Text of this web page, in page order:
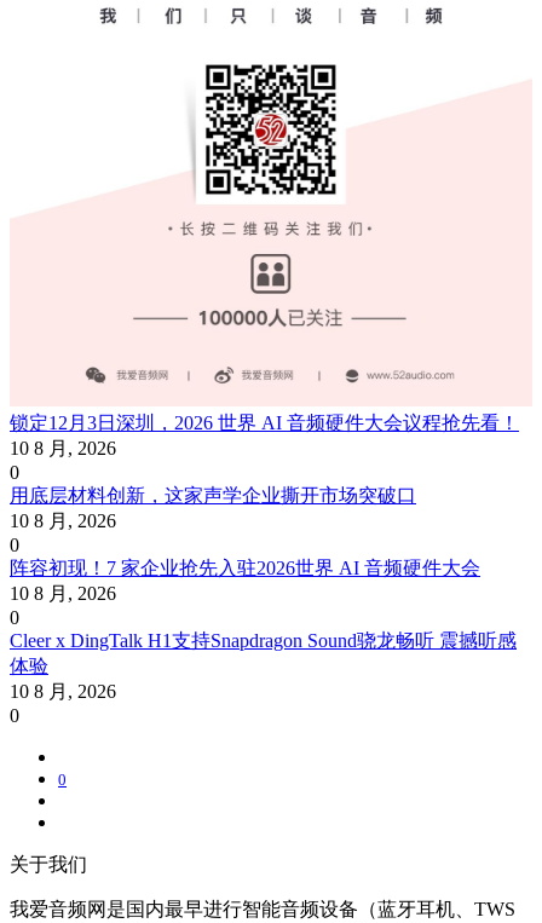
锁定12月3日深圳，2026 世界 AI 音频硬件大会议程抢先看！
10 8 月, 2026
0
用底层材料创新，这家声学企业撕开市场突破口
10 8 月, 2026
0
阵容初现！7 家企业抢先入驻2026世界 AI 音频硬件大会
10 8 月, 2026
0
Cleer x DingTalk H1支持Snapdragon Sound骁龙畅听 震撼听感
体验
10 8 月, 2026
0
0
关于我们
我爱音频网是国内最早进行智能音频设备（蓝牙耳机、TWS